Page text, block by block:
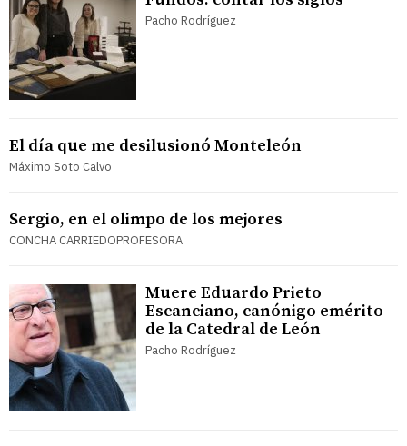
Pacho Rodríguez
El día que me desilusionó Monteleón
Máximo Soto Calvo
Sergio, en el olimpo de los mejores
CONCHA CARRIEDOPROFESORA
Muere Eduardo Prieto
Escanciano, canónigo emérito
de la Catedral de León
Pacho Rodríguez